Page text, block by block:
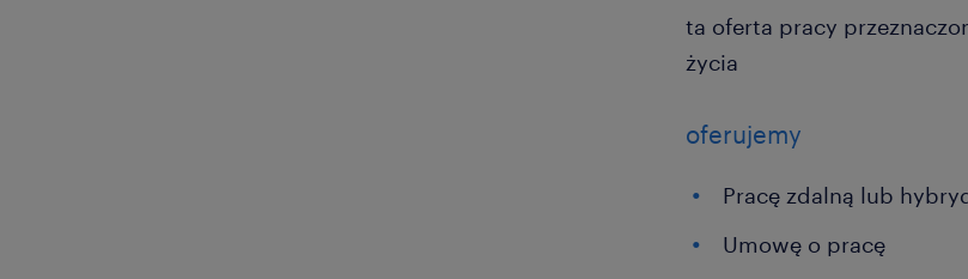
ta oferta pracy
życia
oferujemy
Pracę zdalną lub
Umowę o pracę